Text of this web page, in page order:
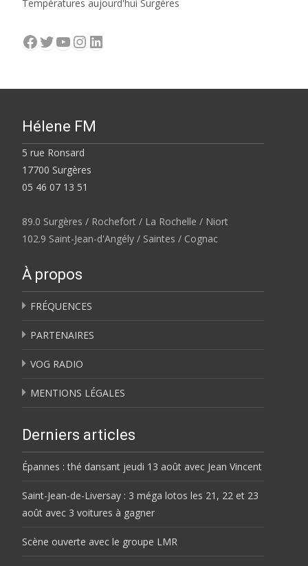
Températures aujourd'hui Surgères
Facebook
Twitter
YouTube
Instagram
LinkedIn
Hélene FM
5 rue Ronsard
17700 Surgères
05 46 07 13 51
89.0 Surgères / Rochefort / La Rochelle / Niort
102.9 Saint-Jean-d'Angély / Saintes / Cognac
À propos
FRÉQUENCES
PARTENAIRES
VOG RADIO
MENTIONS LÉGALES
Derniers articles
Épannes : thé dansant jeudi 13 août avec Jean Vincent
Saint-Jean-de-Liversay : 3 méga lotos les 21, 22 et 23
août avec 3 voitures à gagner
Scène ouverte avec le groupe LMR